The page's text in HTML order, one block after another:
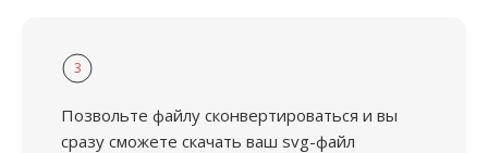
3
Позвольте файлу сконвертироваться и вы
сразу сможете скачать ваш svg-файл